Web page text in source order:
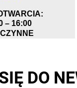
– 16:00
DO